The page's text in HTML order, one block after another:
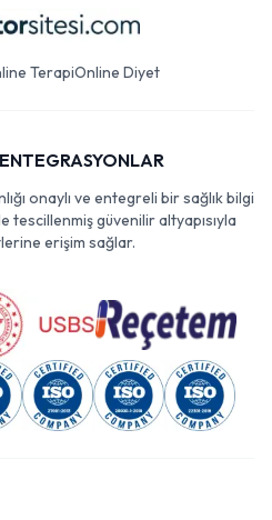
TerapiOnline Diyet
onaylı ve entegreli bir sağlık bilgi
tescillenmiş güvenilir altyapısıyla
erişim sağlar.